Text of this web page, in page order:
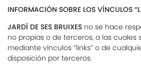
INFORMACIÓN SOBRE LOS VÍNCULOS
JARDÍ DE SES BRUIXES no se hace
no propias o de terceros, a las
mediante vínculos “links” o de
disposición por terceros.